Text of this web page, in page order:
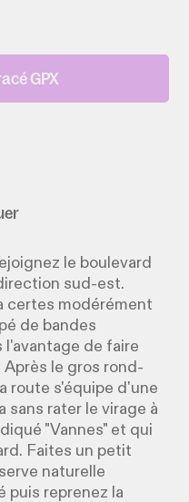
GPX
le boulevard
sud-est.
certes modérément
de bandes
l'avantage de faire
le gros rond-
route s'équipe d'une
sans rater le virage à
"Vannes" et qui
Faites un petit
naturelle
puis reprenez la